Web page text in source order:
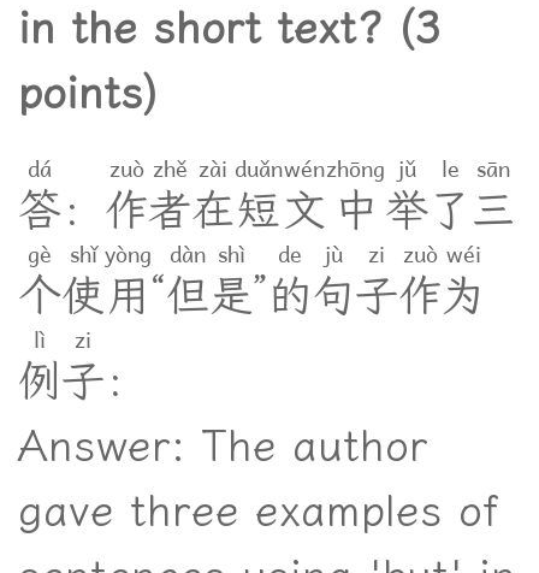
in the short text? (3
points)
答
dá
： 作
zuò
者
zhě
在
zài
短
duǎn
文
wén
中
zhōng
举
jǔ
了
le
三
sān
个
gè
使
shǐ
用
yòng
“但
dàn
是
shì
”的
de
句
jù
子
zi
作
zuò
为
wéi
例
lì
子
zi
：
Answer: The author
gave three examples of